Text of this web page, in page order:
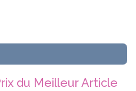
du Meilleur Article